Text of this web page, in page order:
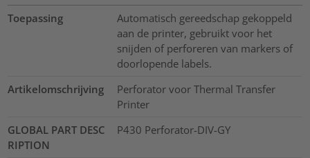
Toepassing
Automatisch gereedschap gekoppeld
aan de printer, gebruikt voor het
snijden of perforeren van markers of
doorlopende labels.
Artikelomschrijving
Perforator voor Thermal Transfer
Printer
GLOBAL PART DESC
RIPTION
P430 Perforator-DIV-GY